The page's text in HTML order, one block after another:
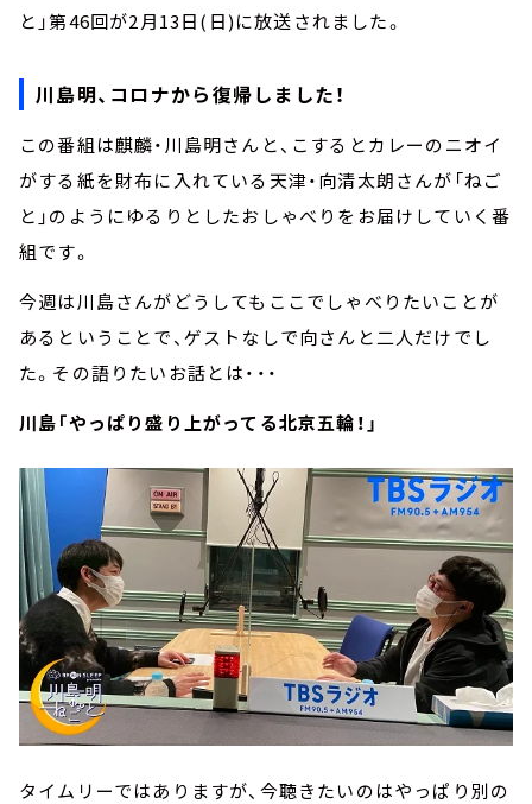
と」第46回が2月13日(日)に放送されました。
川島明、コロナから復帰しました！
この番組は麒麟・川島明さんと、こするとカレーのニオイ
がする紙を財布に入れている天津・向清太朗さんが「ねご
と」のようにゆるりとしたおしゃべりをお届けしていく番
組です。
今週は川島さんがどうしてもここでしゃべりたいことが
あるということで、ゲストなしで向さんと二人だけでし
た。その語りたいお話とは・・・
川島「やっぱり盛り上がってる北京五輪！」
タイムリーではありますが、今聴きたいのはやっぱり別の